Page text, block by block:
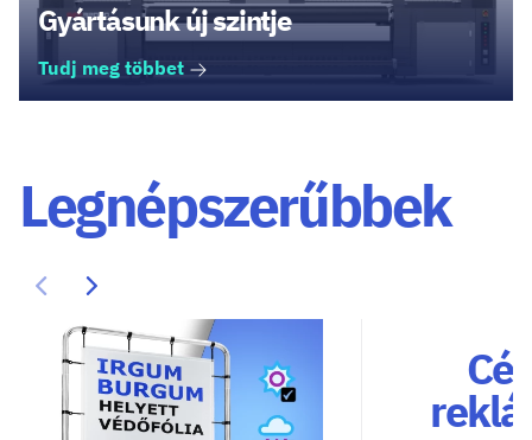
Gyártásunk új szintje
Tudj meg többet
Legnépszerűbbek